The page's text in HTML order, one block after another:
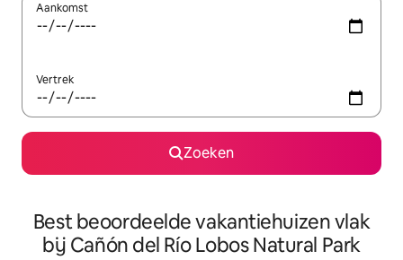
Aankomst
Vertrek
Zoeken
Best beoordeelde vakantiehuizen vlak
bij Cañón del Río Lobos Natural Park